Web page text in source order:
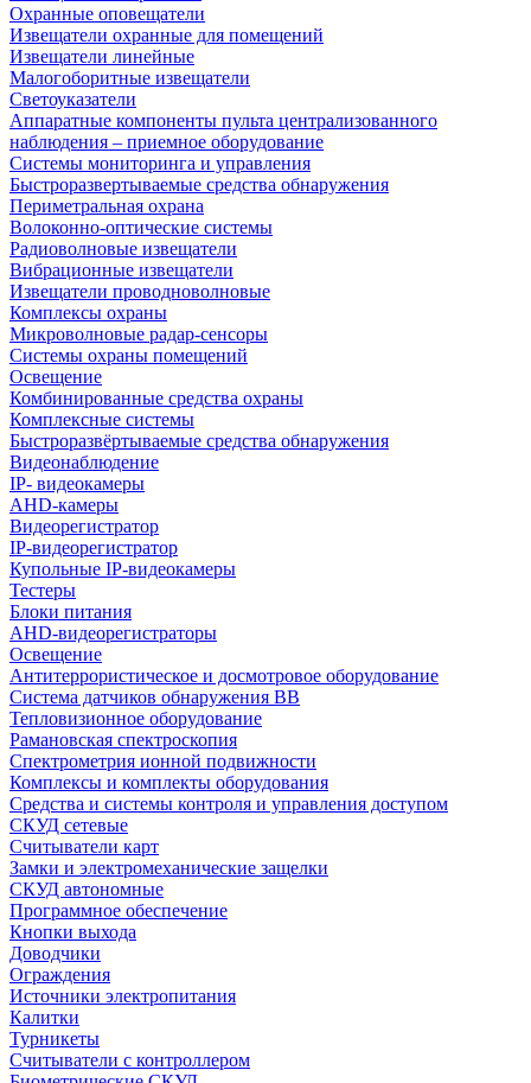
Охранные оповещатели
Извещатели охранные для помещений
Извещатели линейные
Малогоборитные извещатели
Светоуказатели
Аппаратные компоненты пульта централизованного
наблюдения – приемное оборудование
Системы мониторинга и управления
Быстроразвертываемые средства обнаружения
Периметральная охрана
Волоконно-оптические системы
Радиоволновые извещатели
Вибрационные извещатели
Извещатели проводноволновые
Комплексы охраны
Микроволновые радар-сенсоры
Системы охраны помещений
Освещение
Комбинированные средства охраны
Комплексные системы
Быстроразвёртываемые средства обнаружения
Видеонаблюдение
IP- видеокамеры
AHD-камеры
Видеорегистратор
IP-видеорегистратор
Купольные IP-видеокамеры
Тестеры
Блоки питания
AHD-видеорегистраторы
Освещение
Антитеррористическое и досмотровое оборудование
Cистема датчиков обнаружения ВВ
Тепловизионное оборудование
Рамановская спектроскопия
Спектрометрия ионной подвижности
Комплексы и комплекты оборудования
Средства и системы контроля и управления доступом
СКУД сетевые
Считыватели карт
Замки и электромеханические защелки
СКУД автономные
Программное обеспечение
Кнопки выхода
Доводчики
Ограждения
Источники электропитания
Калитки
Турникеты
Считыватели с контроллером